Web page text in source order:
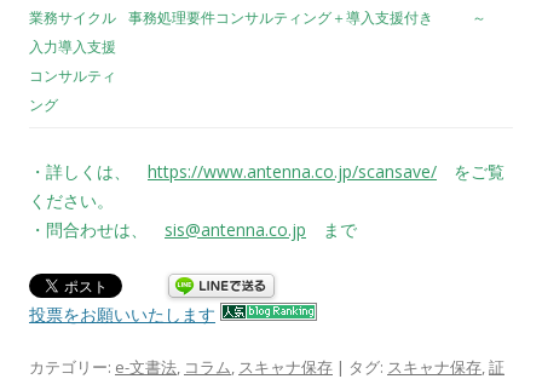
業務サイクル
入力導入支援
コンサルティ
ング
事務処理要件コンサルティング＋導入支援付き
～
・詳しくは、 https://www.antenna.co.jp/scansave/ をご覧
ください。
・問合わせは、 sis@antenna.co.jp まで
投票をお願いいたします
カテゴリー: e-文書法, コラム, スキャナ保存 | タグ: スキャナ保存,証